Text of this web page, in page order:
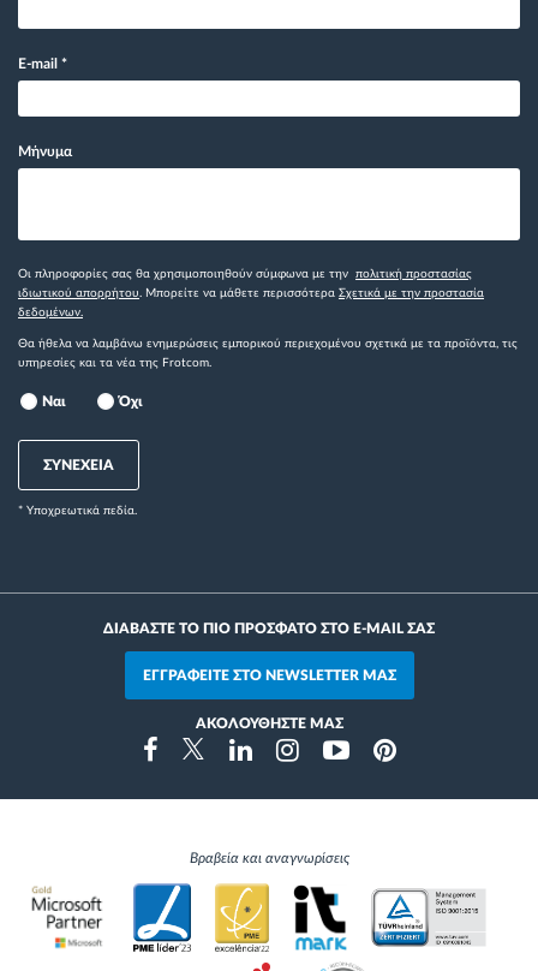
E-mail *
Μήνυμα
Οι πληροφορίες σας θα χρησιμοποιηθούν σύμφωνα με την πολιτική προστασίας
ιδιωτικού απορρήτου. Μπορείτε να μάθετε περισσότερα Σχετικά με την προστασία
δεδομένων.
Θα ήθελα να λαμβάνω ενημερώσεις εμπορικού περιεχομένου σχετικά με τα προϊόντα, τις
υπηρεσίες και τα νέα της Frotcom.
Ναι Όχι
ΣΥΝΕΧΕΙΑ
* Yποχρεωτικά πεδία.
ΔΙΑΒΑΣΤΕ ΤΟ ΠΙΟ ΠΡΟΣΦΑΤΟ ΣΤΟ E-MAIL ΣΑΣ
ΕΓΓΡΑΦΕΙΤΕ ΣΤΟ NEWSLETTER ΜΑΣ
ΑΚΟΛΟΥΘΗΣΤΕ ΜΑΣ
FacebookTwitterLinkedinInstragramYoutubePinterest
Βραβεία και αναγνωρίσεις